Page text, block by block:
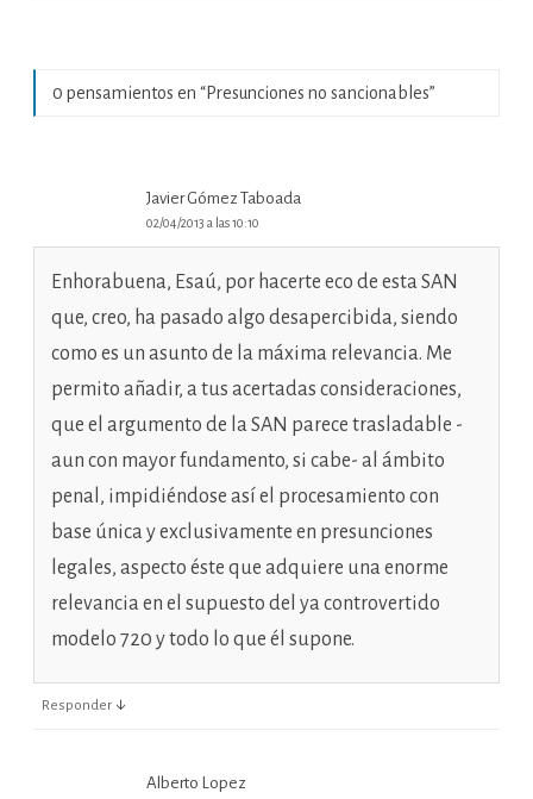
0 pensamientos en “Presunciones no sancionables”
Javier Gómez Taboada
02/04/2013 a las 10:10
Enhorabuena, Esaú, por hacerte eco de esta SAN
que, creo, ha pasado algo desapercibida, siendo
como es un asunto de la máxima relevancia. Me
permito añadir, a tus acertadas consideraciones,
que el argumento de la SAN parece trasladable -
aun con mayor fundamento, si cabe- al ámbito
penal, impidiéndose así el procesamiento con
base única y exclusivamente en presunciones
legales, aspecto éste que adquiere una enorme
relevancia en el supuesto del ya controvertido
modelo 720 y todo lo que él supone.
Responder ↓
Alberto Lopez